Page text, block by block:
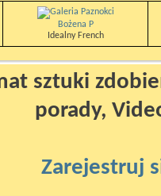
Bożena P
Idealny French
sztuki
porady,
Zarejestruj